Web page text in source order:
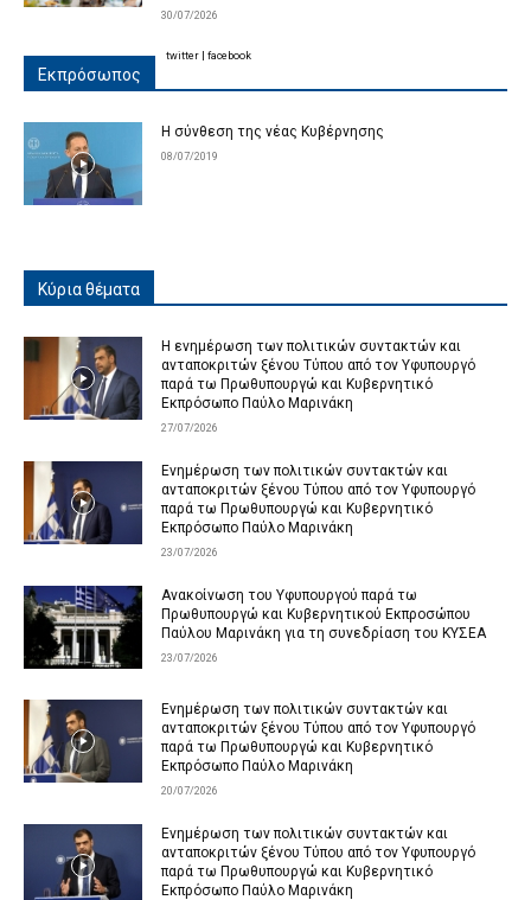
30/07/2026
Εκπρόσωπος
Η σύνθεση της νέας Κυβέρνησης
08/07/2019
twitter facebook
Κύρια θέματα
Η ενημέρωση των πολιτικών συντακτών και
ανταποκριτών ξένου Τύπου από τον Υφυπουργό
παρά τω Πρωθυπουργώ και Κυβερνητικό
Εκπρόσωπο Παύλο Μαρινάκη
27/07/2026
Ενημέρωση των πολιτικών συντακτών και
ανταποκριτών ξένου Τύπου από τον Υφυπουργό
παρά τω Πρωθυπουργώ και Κυβερνητικό
Εκπρόσωπο Παύλο Μαρινάκη
23/07/2026
Ανακοίνωση του Υφυπουργού παρά τω
Πρωθυπουργώ και Κυβερνητικού Εκπροσώπου
Παύλου Μαρινάκη για τη συνεδρίαση του ΚΥΣΕΑ
23/07/2026
Ενημέρωση των πολιτικών συντακτών και
ανταποκριτών ξένου Τύπου από τον Υφυπουργό
παρά τω Πρωθυπουργώ και Κυβερνητικό
Εκπρόσωπο Παύλο Μαρινάκη
20/07/2026
Ενημέρωση των πολιτικών συντακτών και
ανταποκριτών ξένου Τύπου από τον Υφυπουργό
παρά τω Πρωθυπουργώ και Κυβερνητικό
Εκπρόσωπο Παύλο Μαρινάκη